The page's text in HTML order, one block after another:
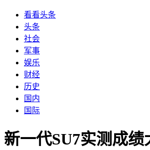
看看头条
头条
社会
军事
娱乐
财经
历史
国内
国际
新一代SU7实测成